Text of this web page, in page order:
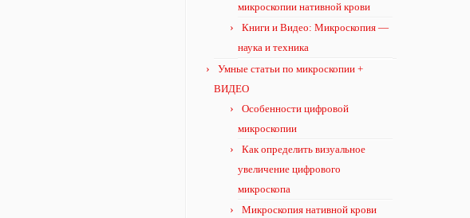
микроскопии нативной крови
Книги и Видео: Микроскопия —
наука и техника
Умные статьи по микроскопии +
ВИДЕО
Особенности цифровой
микроскопии
Как определить визуальное
увеличение цифрового
микроскопа
Микроскопия нативной крови